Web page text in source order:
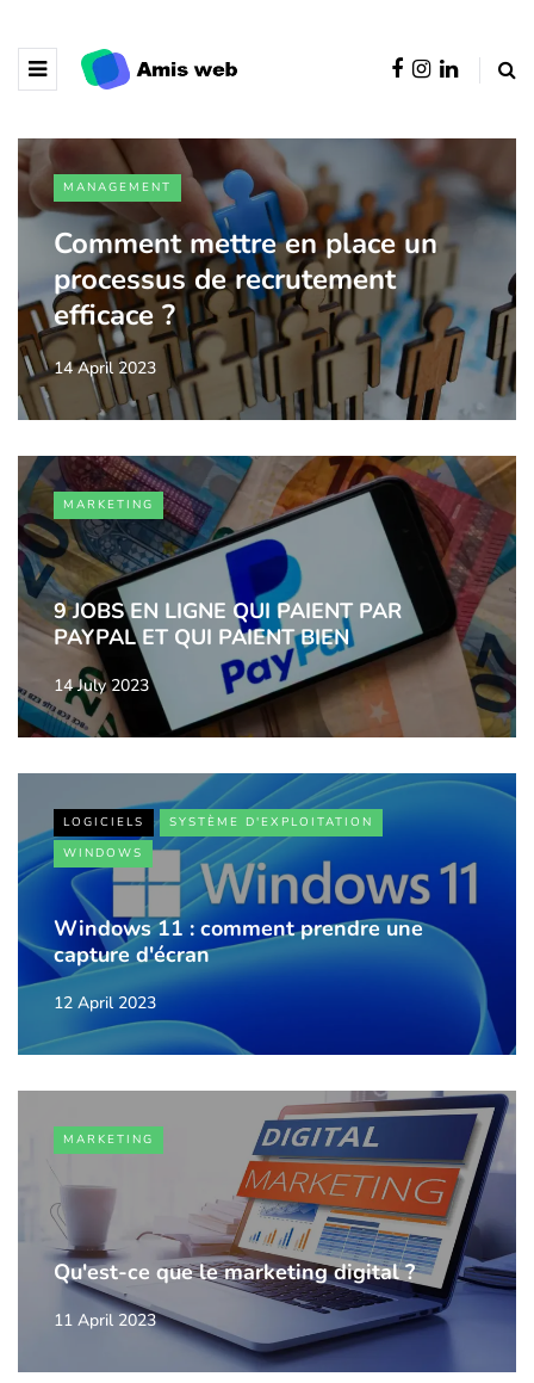
MANAGEMENT
Comment mettre en place un
processus de recrutement
efficace ?
14 April 2023
MARKETING
9 JOBS EN LIGNE QUI PAIENT PAR
PAYPAL ET QUI PAIENT BIEN
14 July 2023
LOGICIELS
SYSTÈME D'EXPLOITATION
WINDOWS
Windows 11 : comment prendre une
capture d'écran
12 April 2023
MARKETING
Qu'est-ce que le marketing digital ?
11 April 2023